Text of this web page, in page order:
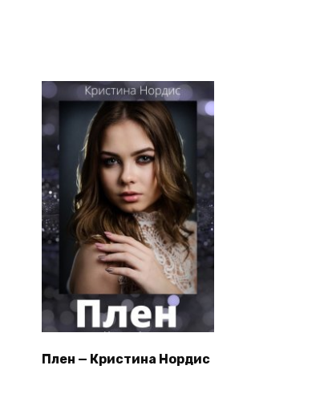
Плен — Кристина Нордис